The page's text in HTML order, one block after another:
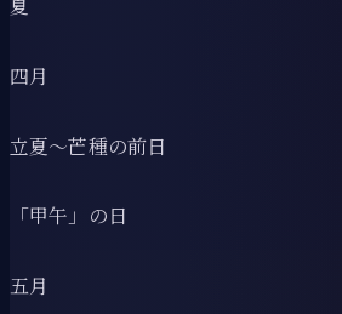
夏
四月
立夏〜芒種の前日
「甲午」の日
五月